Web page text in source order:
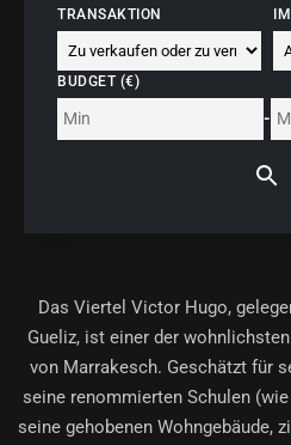
TRANSAKTION
BUDGET (€)
-
Das Viertel Victor Hugo,
Gueliz, ist einer der
von Marrakesch. Geschätzt für
seine renommierten Schulen
seine gehobenen Wohngebäude,